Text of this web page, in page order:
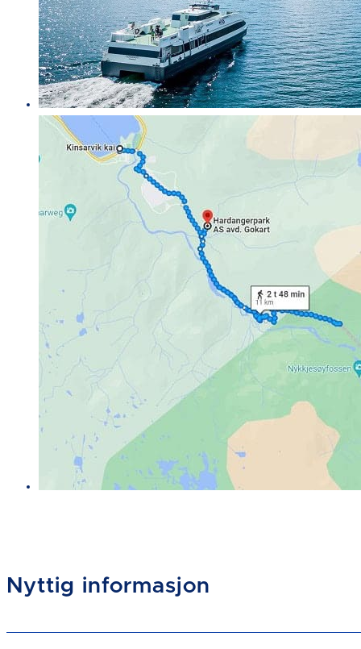
Nyttig informasjon